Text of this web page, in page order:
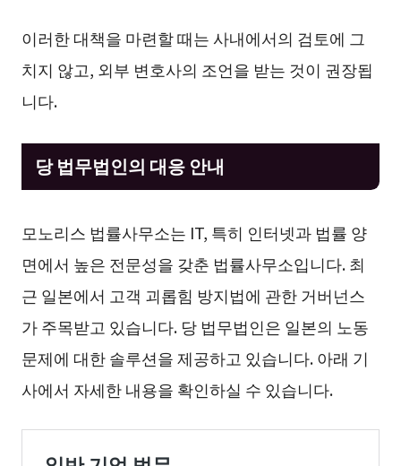
이러한 대책을 마련할 때는 사내에서의 검토에 그
치지 않고, 외부 변호사의 조언을 받는 것이 권장됩
니다.
당 법무법인의 대응 안내
모노리스 법률사무소는 IT, 특히 인터넷과 법률 양
면에서 높은 전문성을 갖춘 법률사무소입니다. 최
근 일본에서 고객 괴롭힘 방지법에 관한 거버넌스
가 주목받고 있습니다. 당 법무법인은 일본의 노동
문제에 대한 솔루션을 제공하고 있습니다. 아래 기
사에서 자세한 내용을 확인하실 수 있습니다.